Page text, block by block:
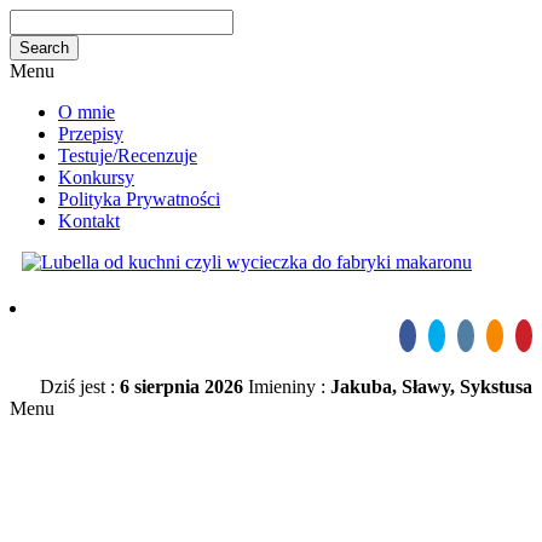
Menu
O mnie
Przepisy
Testuje/Recenzuje
Konkursy
Polityka Prywatności
Kontakt
Dziś jest : 6 sierpnia 2026 Imieniny : Jakuba, Sławy, Sykstusa
Menu